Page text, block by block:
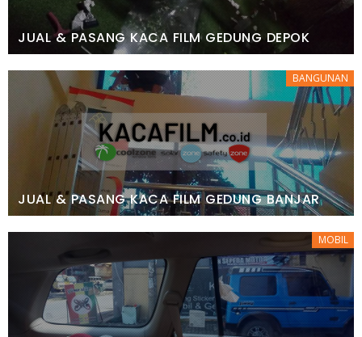
JUAL & PASANG KACA FILM GEDUNG DEPOK
BANGUNAN
JUAL & PASANG KACA FILM GEDUNG BANJAR
MOBIL